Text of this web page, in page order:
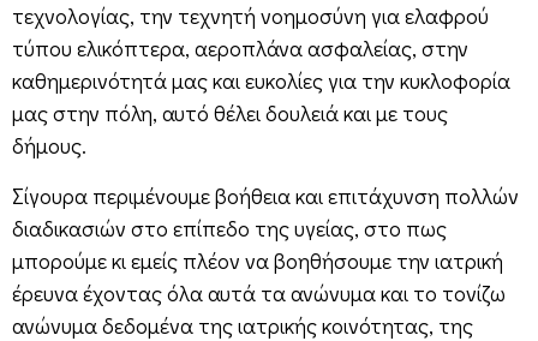
τεχνολογίας, την τεχνητή νοημοσύνη για ελαφρού
τύπου ελικόπτερα, αεροπλάνα ασφαλείας, στην
καθημερινότητά μας και ευκολίες για την κυκλοφορία
μας στην πόλη, αυτό θέλει δουλειά και με τους
δήμους.
Σίγουρα περιμένουμε βοήθεια και επιτάχυνση πολλών
διαδικασιών στο επίπεδο της υγείας, στο πως
μπορούμε κι εμείς πλέον να βοηθήσουμε την ιατρική
έρευνα έχοντας όλα αυτά τα ανώνυμα και το τονίζω
ανώνυμα δεδομένα της ιατρικής κοινότητας, της